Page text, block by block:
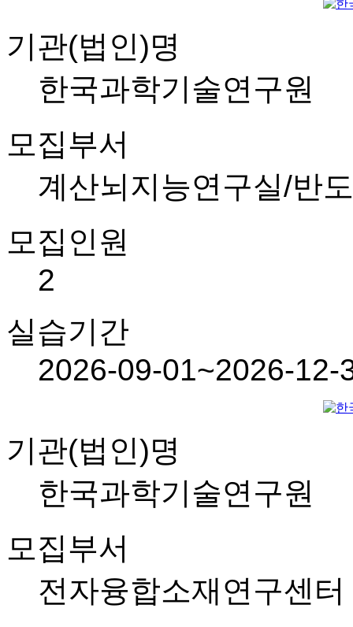
기관(법인)명
한국과학기술연구원
모집부서
계산뇌지능연구실/반
모집인원
2
실습기간
2026-09-01~2026-12-
기관(법인)명
한국과학기술연구원
모집부서
전자융합소재연구센터